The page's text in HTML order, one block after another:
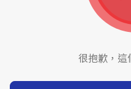
很抱歉，這